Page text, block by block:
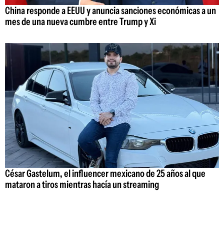
China responde a EEUU y anuncia sanciones económicas a un
mes de una nueva cumbre entre Trump y Xi
César Gastelum, el influencer mexicano de 25 años al que
mataron a tiros mientras hacía un streaming